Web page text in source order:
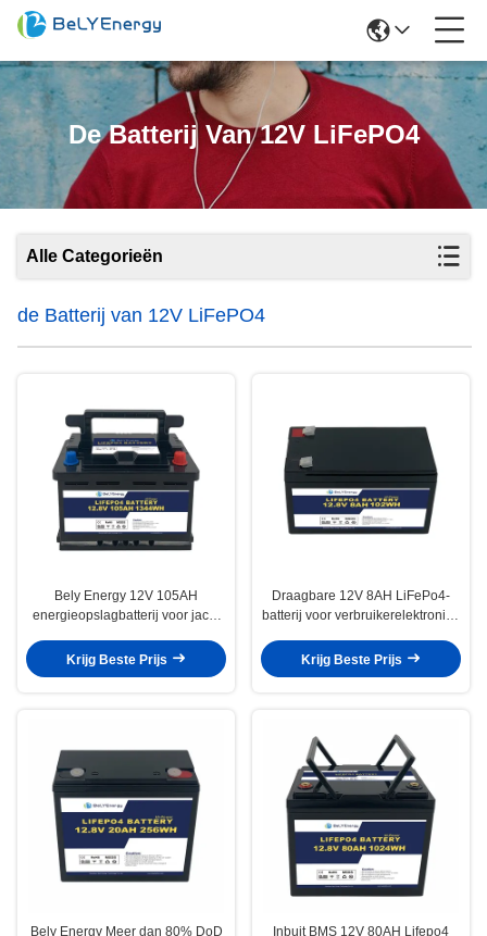
De Batterij Van 12V LiFePO4
Alle Categorieën
de Batterij van 12V LiFePO4
Bely Energy 12V 105AH
energieopslagbatterij voor jacht
Krijg Beste Prijs
Draagbare 12V 8AH LiFePo4-
batterij voor verbruikerelektronica
Krijg Beste Prijs
Bely Energy Meer dan 80% DoD
Inbuit BMS 12V 80AH Lifepo4